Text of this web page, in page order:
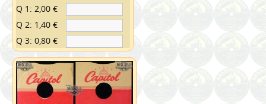
Q 1: 2,00 €
Q 2: 1,40 €
Q 3: 0,80 €